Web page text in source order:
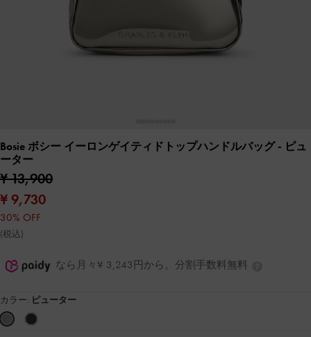
Bosie ボシー イーロンゲイティドトップハンドルバッグ- ピュ
ーター
¥ 13,900
¥ 9,730
30% OFF
(税込)
なら月々¥ 3,243円から。分割手数料無料
カラー: ピューター